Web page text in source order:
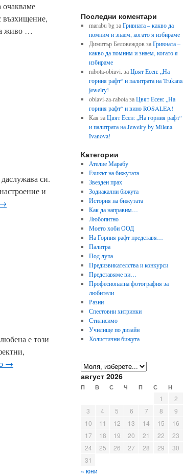
възхищение,
живо …
си.
и
е този
→
Последни коментари
marabu bgзаГривната – какво да
помним и знаем, когато я избираме
Димитър БеловеждовзаГривната –
какво да помним и знаем, когато я
избираме
rabota-obiavi. заЦвят Есен: „На
горния рафт“ и палитрата на Trukana
jewelry!
obiavi-za-rabotaзаЦвят Есен: „На
горния рафт“ и вино ROSALEA!
Кая заЦвят Есен: „На горния рафт“
и палитрата на Jewelry by Milena
Ivanova!
Категории
Ателие Марабу
Езикът на бижутата
Звезден прах
Зодиакални бижута
История на бижутата
Как да направим…
Любопитно
Моето хоби ООД
На Горния рафт представя…
Палитра
Под лупа
Предизвикателства и конкурси
Представяме ви…
Професионална фотография за
любители
Разни
Спестовни хитринки
Стилисимо
Училище по дизайн
Холистични бижута
август 2026
П В С Ч П С Н
« юни
1
2
3
4 5 6 7 8
9
10
11 12 13 14 15
16
17
18 19 20 21 22
23
24
25 26 27 28 29
30
31